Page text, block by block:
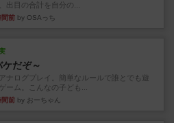
出目の合計を自分の...
間前 by OSAっち
ケだぞ～
ナログプレイ。簡単なルールで誰とでも遊
ーム。こんなの子ども...
間前 by おーちゃん